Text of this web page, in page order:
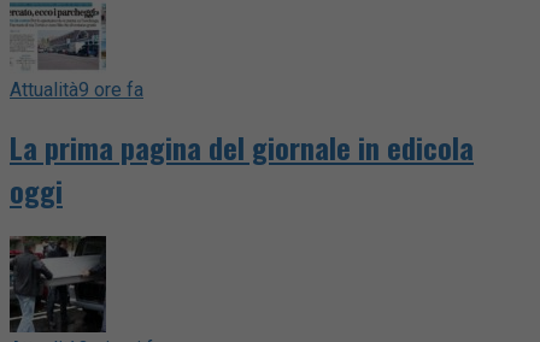
Attualità9 ore fa
La prima pagina del giornale in edicola
oggi